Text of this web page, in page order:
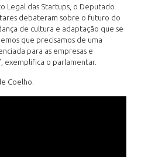
Legal das Startups, o Deputado
debateram sobre o futuro do
de cultura e adaptação que se
que precisamos de uma
para as empresas e
exemplifica o parlamentar.
Coelho.